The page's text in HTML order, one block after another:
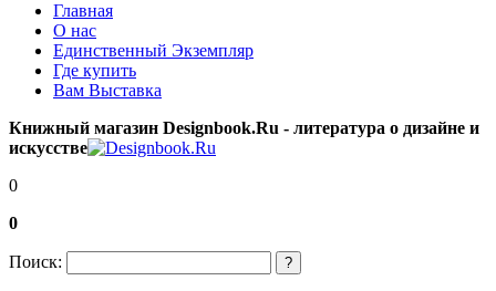
Главная
О нас
Единственный Экземпляр
Где купить
Вам Выставка
Книжный магазин Designbook.Ru - литература о дизайне и
искусстве
0
0
Поиск: ?